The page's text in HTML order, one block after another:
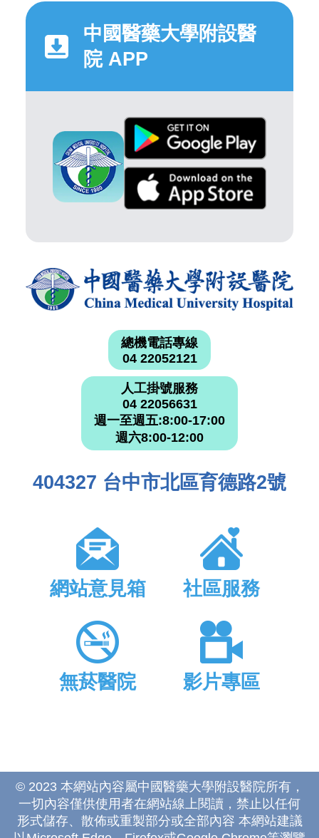
中國醫藥大學附設醫
院 APP
總機電話專線
04 22052121
人工掛號服務
04 22056631
週一至週五:8:00-17:00
週六8:00-12:00
404327 台中市北區育德路2號
網站意見箱 社區服務
無菸醫院 影片專區
© 2023 本網站內容屬中國醫藥大學附設醫院所有，
一切內容僅供使用者在網站線上閱讀，禁止以任何
形式儲存、散佈或重製部分或全部內容 本網站建議